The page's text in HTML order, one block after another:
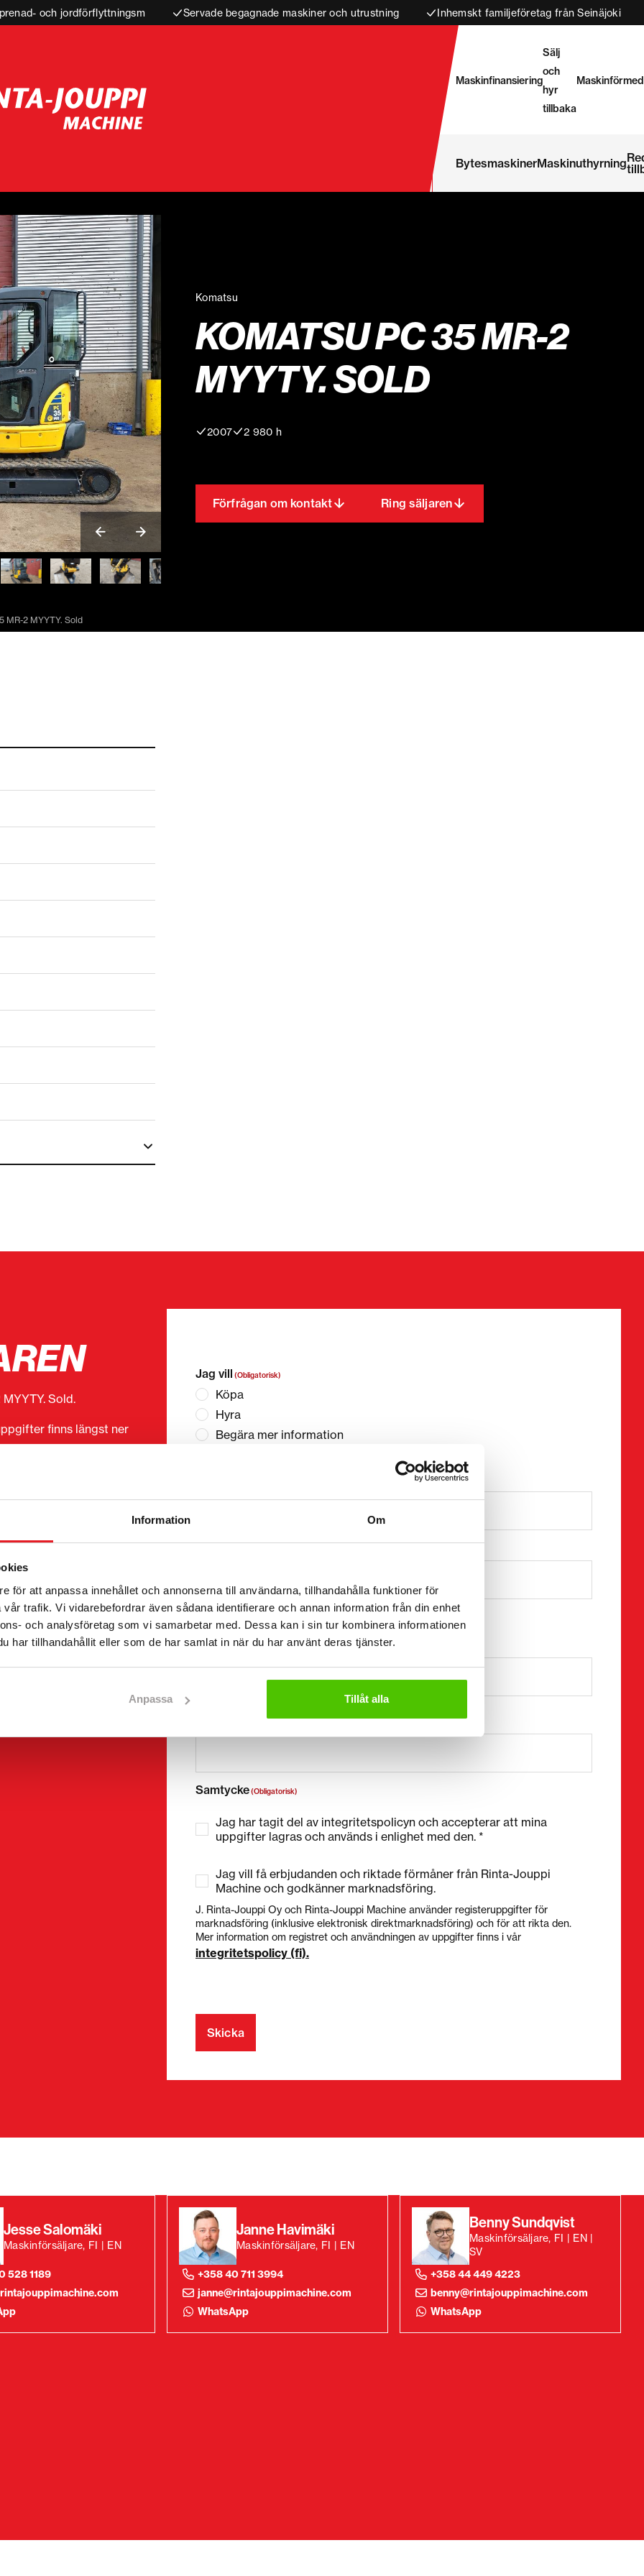
Information Om
för att anpassa innehållet och annonserna till användarna, tillhandahålla funktioner för
trafik. Vi vidarebefordrar även sådana identifierare och annan information från din enhet
och analysföretag som vi samarbetar med. Dessa kan i sin tur kombinera informationen
har tillhandahållit eller som de har samlat in när du har använt deras tjänster.
Anpassa Tillåt alla
och jordförflyttningsm Servade begagnade maskiner och utrustning Inhemskt familjeföretag från Seinäjoki
Maskinfinansiering
Sälj
och
hyr
tillbaka
BytesmaskinerMaskinuthyrning
Komatsu
KOMATSU PC 35 MR-2
MYYTY. SOLD
2007 2 980 h
Förfrågan om kontakt Ring säljaren
MR-2 MYYTY. Sold
Sold.
finns längst ner
Jag vill (Obligatorisk)
Köpa
Hyra
Begära mer information
Efternamn *
Telefonnummer (Obligatorisk)
Utan mellanslag (t.ex. +358401234567)
(Obligatorisk)
Samtycke(Obligatorisk)
Jag har tagit del av integritetspolicyn och accepterar att mina
uppgifter lagras och används i enlighet med den. *
Jag vill få erbjudanden och riktade förmåner från Rinta-Jouppi
Machine och godkänner marknadsföring.
J. Rinta-Jouppi Oy och Rinta-Jouppi Machine använder registeruppgifter för
marknadsföring (inklusive elektronisk direktmarknadsföring) och för att rikta den.
Mer information om registret och användningen av uppgifter finns i vår
integritetspolicy (fi).
Jesse Salomäki
Maskinförsäljare, FI | EN
528 1189
Janne Havimäki
Maskinförsäljare, FI | EN
+358 40 711 3994
janne@rintajouppimachine.com
WhatsApp
Benny Sundqvist
Maskinförsäljare, FI | EN |
SV
+358 44 449 4223
benny@rintajouppimachine.com
WhatsApp